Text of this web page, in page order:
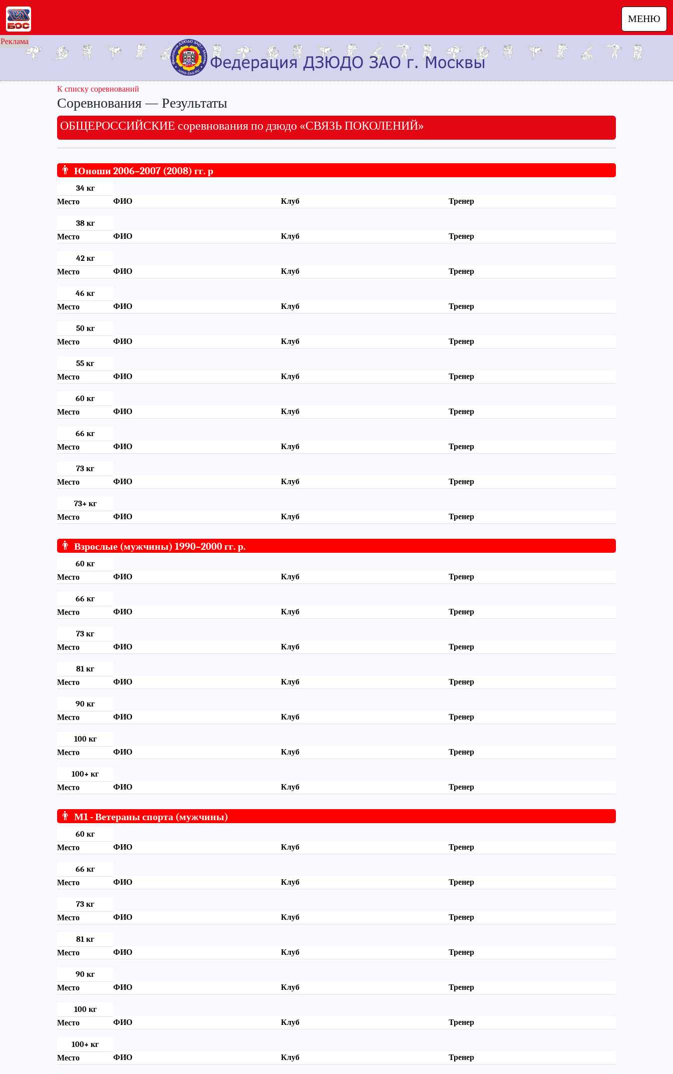
МЕНЮ
Реклама
К списку соревнований
Соревнования — Результаты
ОБЩЕРОССИЙСКИЕ соревнования по дзюдо «СВЯЗЬ ПОКОЛЕНИЙ»
👨 Юноши 2006–2007 (2008) гг. р
34 кг
Место
ФИО Клуб Тренер
38 кг
Место
ФИО Клуб Тренер
42 кг
Место
ФИО Клуб Тренер
46 кг
Место
ФИО Клуб Тренер
50 кг
Место
ФИО Клуб Тренер
55 кг
Место
ФИО Клуб Тренер
60 кг
Место
ФИО Клуб Тренер
66 кг
Место
ФИО Клуб Тренер
73 кг
Место
ФИО Клуб Тренер
73+ кг
Место
ФИО Клуб Тренер
👨 Взрослые (мужчины) 1990–2000 гг. р.
60 кг
Место
ФИО Клуб Тренер
66 кг
Место
ФИО Клуб Тренер
73 кг
Место
ФИО Клуб Тренер
81 кг
Место
ФИО Клуб Тренер
90 кг
Место
ФИО Клуб Тренер
100 кг
Место
ФИО Клуб Тренер
100+ кг
Место
ФИО Клуб Тренер
👨 М1 - Ветераны спорта (мужчины)
60 кг
Место
ФИО Клуб Тренер
66 кг
Место
ФИО Клуб Тренер
73 кг
Место
ФИО Клуб Тренер
81 кг
Место
ФИО Клуб Тренер
90 кг
Место
ФИО Клуб Тренер
100 кг
Место
ФИО Клуб Тренер
100+ кг
Место
ФИО Клуб Тренер